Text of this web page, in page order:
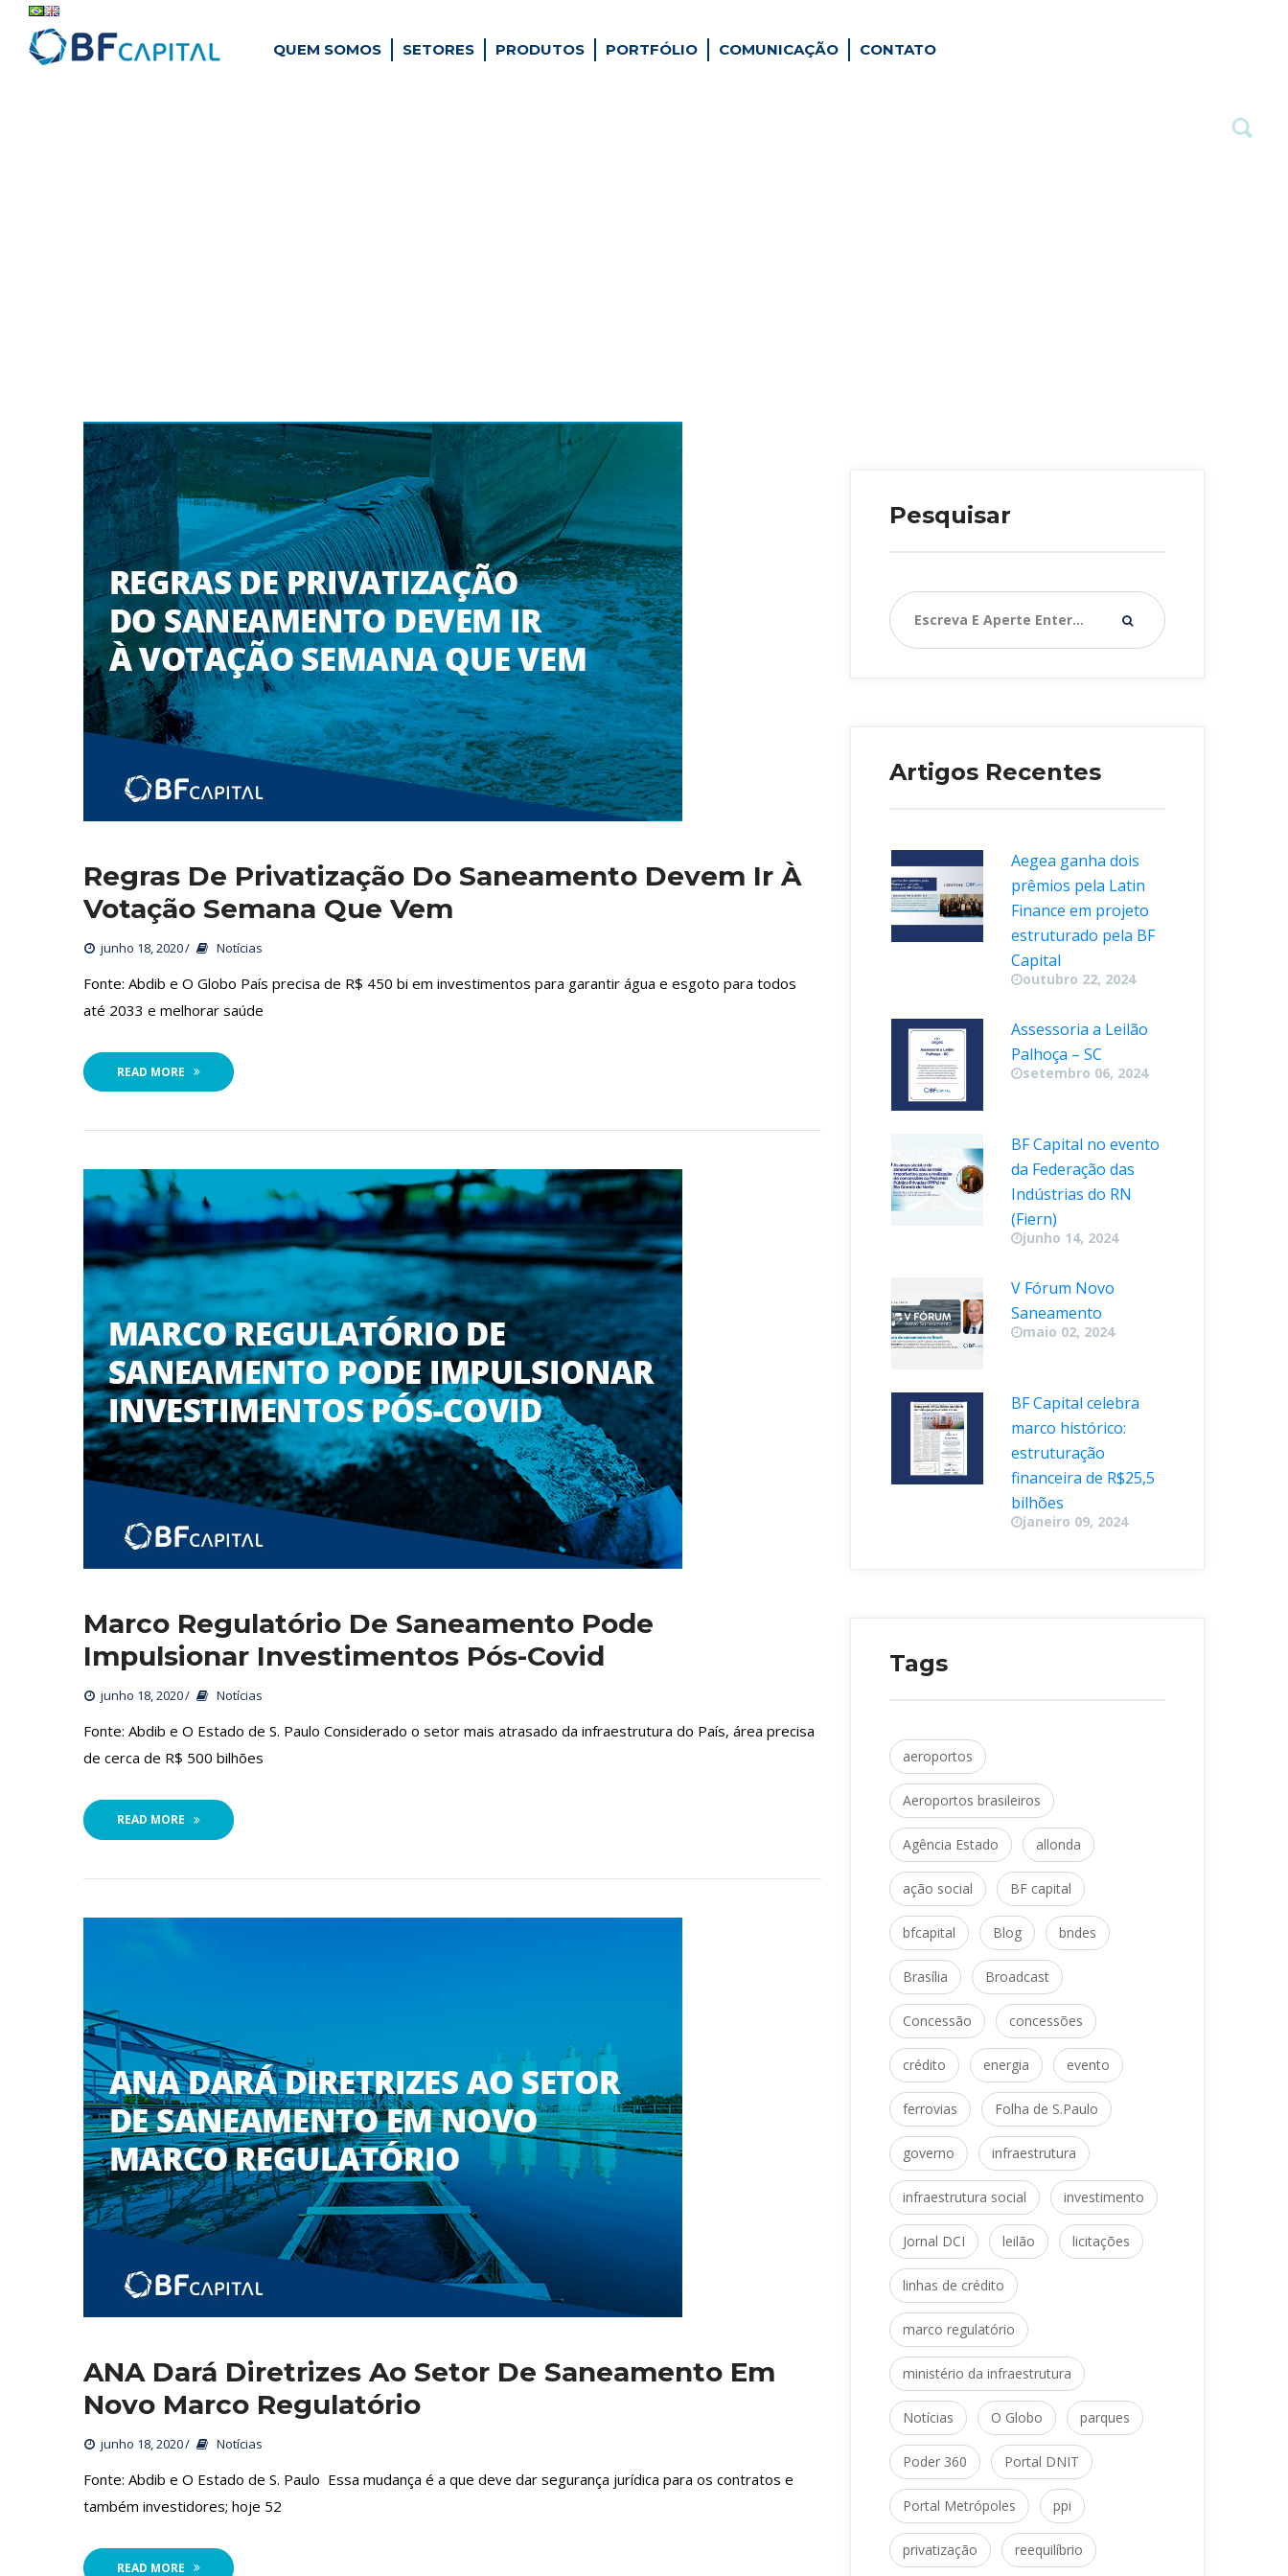
QUEM SOMOS SETORES PRODUTOS PORTFÓLIO COMUNICAÇÃO CONTATO
Regras De Privatização Do Saneamento Devem Ir À
Votação Semana Que Vem
junho 18, 2020 Notícia
Fonte: Abdib e O Globo País precisa de R$ 450 bi em investimentos para garantir água e esgoto para todos
até 2033 e melhorar saúde
READ MORE
Marco Regulatório De Saneamento Pode
Impulsionar Investimentos Pós-Covid
junho 18, 2020 Notícia
Fonte: Abdib e O Estado de S. Paulo Considerado o setor mais atrasado da infraestrutura do País, área precisa
de cerca de R$ 500 bilhõe
READ MORE
ANA Dará Diretrizes Ao Setor De Saneamento Em
Novo Marco Regulatório
junho 18, 2020 Notícia
Fonte: Abdib e O Estado de S. Paulo Essa mudança é a que deve dar segurança jurídica para os contratos e
também investidores; hoje 52
READ MORE
Pesquisar
Artigos Recente
Aegea ganha dois
prêmios pela Latin
Finance em projeto
estruturado pela BF
Capital
outubro 22, 2024
Assessoria a Leilão
Palhoça – SC
etembro 06, 2024
BF Capital no evento
da Federação das
Indústrias do RN
(Fiern)
junho 14, 2024
V Fórum Novo
Saneamento
maio 02, 2024
BF Capital celebra
marco histórico:
estruturação
financeira de R$25,5
bilhõe
janeiro 09, 2024
Tag
aeroporto
Aeroportos brasileiro
Agência Estado allonda
ação social BF capital
bfcapital Blog bnde
Brasília Broadcast
Concessão concessõe
crédito energia evento
ferrovia Folha de S.Paulo
governo infraestrutura
infraestrutura social investimento
Jornal DCI leilão licitaçõe
linhas de crédito
marco regulatório
ministério da infraestrutura
Notícia O Globo parque
Poder 360 Portal DNIT
Portal Metrópole ppi
privatização reequilíbrio